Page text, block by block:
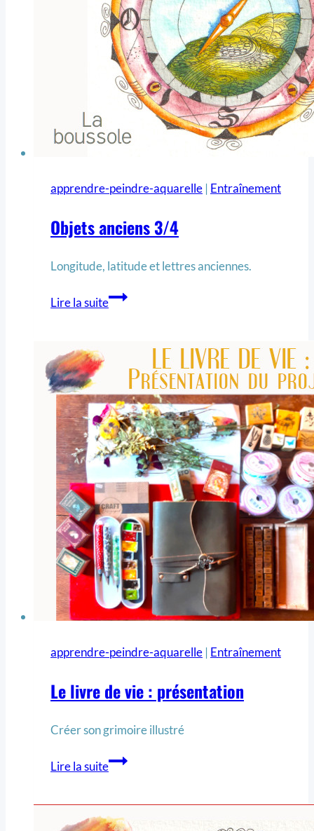
apprendre-peindre-aquarelle | Entraînement
Objets anciens 3/4
Longitude, latitude et lettres anciennes.
Lire la suite
apprendre-peindre-aquarelle | Entraînement
Le livre de vie : présentation
Créer son grimoire illustré
Lire la suite